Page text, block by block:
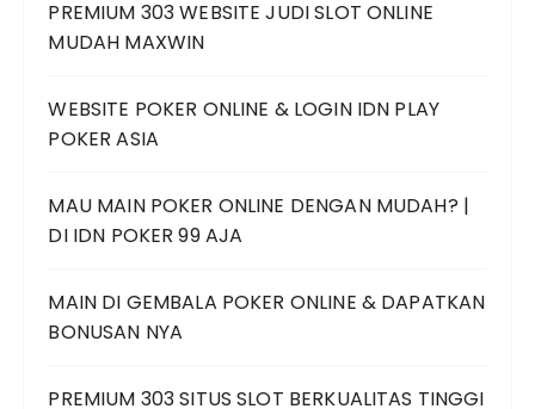
PREMIUM 303 WEBSITE JUDI SLOT ONLINE
MUDAH MAXWIN
WEBSITE POKER ONLINE & LOGIN IDN PLAY
POKER ASIA
MAU MAIN POKER ONLINE DENGAN MUDAH? |
DI IDN POKER 99 AJA
MAIN DI GEMBALA POKER ONLINE & DAPATKAN
BONUSAN NYA
PREMIUM 303 SITUS SLOT BERKUALITAS TINGGI